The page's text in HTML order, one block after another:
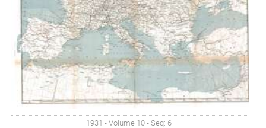
1931 - Volume 10 - Seq: 6